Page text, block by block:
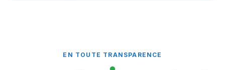
EN TOUTE TRANSPARENCE